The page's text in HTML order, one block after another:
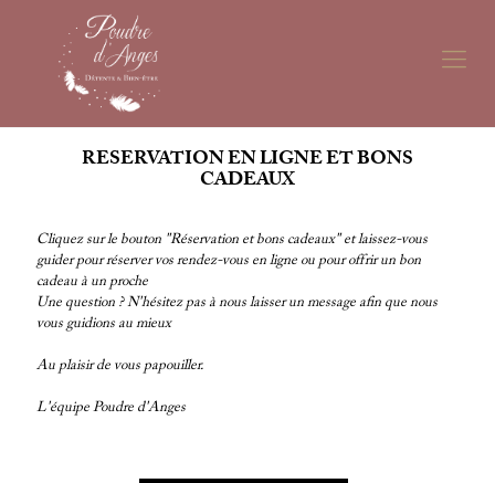
RESERVATION EN LIGNE ET BONS
CADEAUX
Cliquez sur le bouton "Réservation et bons cadeaux" et laissez-vous
guider pour réserver vos rendez-vous en ligne ou pour offrir un bon
cadeau à un proche
Une question ? N'hésitez pas à nous laisser un message afin que nous
vous guidions au mieux
Au plaisir de vous papouiller.
L'équipe Poudre d'Anges